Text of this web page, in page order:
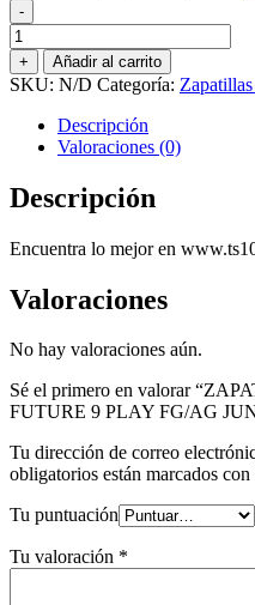
-
ZAPATO
DE
FUTBOL
PUMA
FUTURE
FG/AG
JUNIOR
+ Añadir al carrito
SKU: N/D Categoría: Zapatillas
Descripción
Valoraciones (0)
Descripción
Encuentra lo mejor en
Valoraciones
No hay valoraciones aún.
Sé el primero en valorar
FUTURE 9 PLAY FG/AG
Tu dirección de correo
obligatorios están marcados con
Tu puntuación
Tu valoración *